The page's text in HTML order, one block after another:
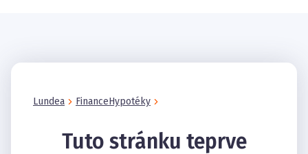
Lundea FinanceHypotéky
Tuto stránku teprve